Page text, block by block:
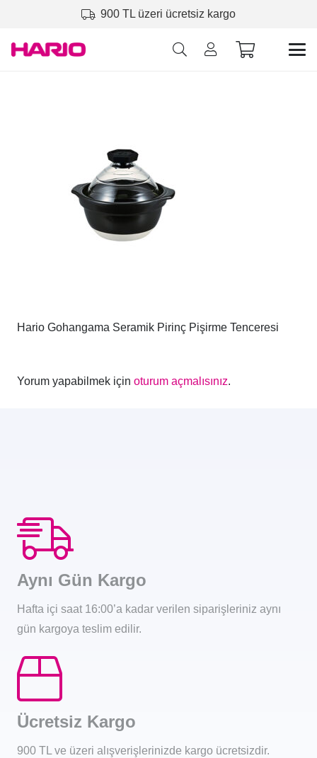
900 TL üzeri ücretsiz kargo
Hario Gohangama Seramik Pirinç Pişirme Tenceresi
Yorum yapabilmek için oturum açmalısınız.
Aynı Gün Kargo
Hafta içi saat 16:00’a kadar verilen siparişleriniz aynı
gün kargoya teslim edilir.
Ücretsiz Kargo
900 TL ve üzeri alışverişlerinizde kargo ücretsizdir.